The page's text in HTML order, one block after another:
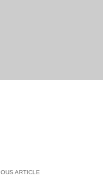
ARTICLE